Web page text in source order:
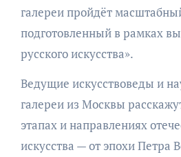
галереи пройдёт
подготовленный в рамках
русского искусства».
Ведущие искусствоведы и
галереи из Москвы
этапах и направлениях
искусства — от эпохи Петра